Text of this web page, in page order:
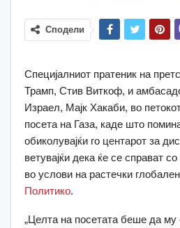
Сподели
Специјалниот пратеник на
Трамп, Стив Виткоф, и
Израел, Мајк Хакаби, во
посета на Газа, каде што
обиколувајќи го центарот за
ветувајќи дека ќе се справат
во услови на растечки
Политико.
„Целта на посетата беше да му